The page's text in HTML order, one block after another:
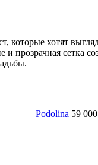
которые хотят
сетка
59 000 руб.